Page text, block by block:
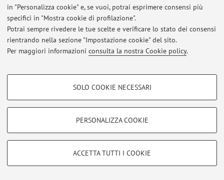
in "Personalizza cookie" e, se vuoi, potrai esprimere consensi più
specifici in "Mostra cookie di profilazione".
Potrai sempre rivedere le tue scelte e verificare lo stato dei consensi
rientrando nella sezione "Impostazione cookie" del sito.
Per maggiori informazioni consulta la nostra Cookie policy.
COOKIE DI PROFILAZIONE - FACOLTATIVI
COOKIE TECNICI - NECESSARI
Si tratta di cookie tecnici utilizzati, a titolo esemplificativo, per il corretto
SOLO COOKIE NECESSARI
PERSONALIZZA COOKIE
ACCETTA TUTTI I COOKIE
Al momento non sono presenti avvisi.
Area riservata
per gestire tutti i contenuti del sito.
© 2026 - ALMA MATER STUDIORUM - Università di Bologna - Via
Zamboni, 33 - 40126 Bologna - Partita IVA: 01131710376
Privacy|Note legali|Impostazioni Cookie